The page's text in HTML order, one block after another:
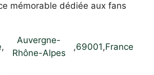
mémorable dédiée aux fans
,
Auvergne-
Rhône-Alpes
,69001,France